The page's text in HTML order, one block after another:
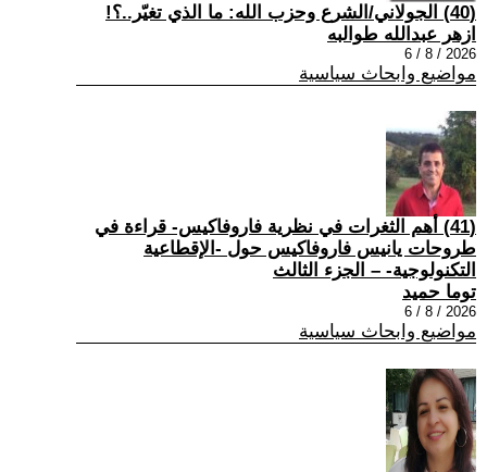
(40) الجولاني/الشرع وحزب الله: ما الذي تغيّر..؟!
ازهر عبدالله طوالبه
2026 / 8 / 6
مواضيع وابحاث سياسية
(41) أهم الثغرات في نظرية فاروفاكيس- قراءة في
طروحات يانيس فاروفاكيس حول -الإقطاعية
التكنولوجية- – الجزء الثالث
توما حميد
2026 / 8 / 6
مواضيع وابحاث سياسية